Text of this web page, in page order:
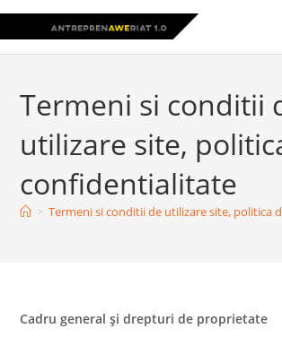
Skip
content
Termeni si conditii
utilizare site,
confidentialitate
> Termeni si conditii de utilizare site, politica
Cadru general și drepturi de proprietate